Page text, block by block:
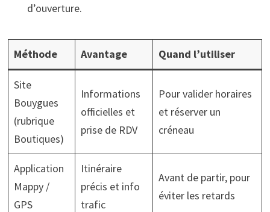
d’ouverture.
Méthode Avantage Quand l’utiliser
Site
Bouygues
(rubrique
Boutiques)
Informations
officielles et
prise de RDV
Pour valider horaires
et réserver un
créneau
Application
Mappy /
GPS
Itinéraire
précis et info
trafic
Avant de partir, pour
éviter les retards